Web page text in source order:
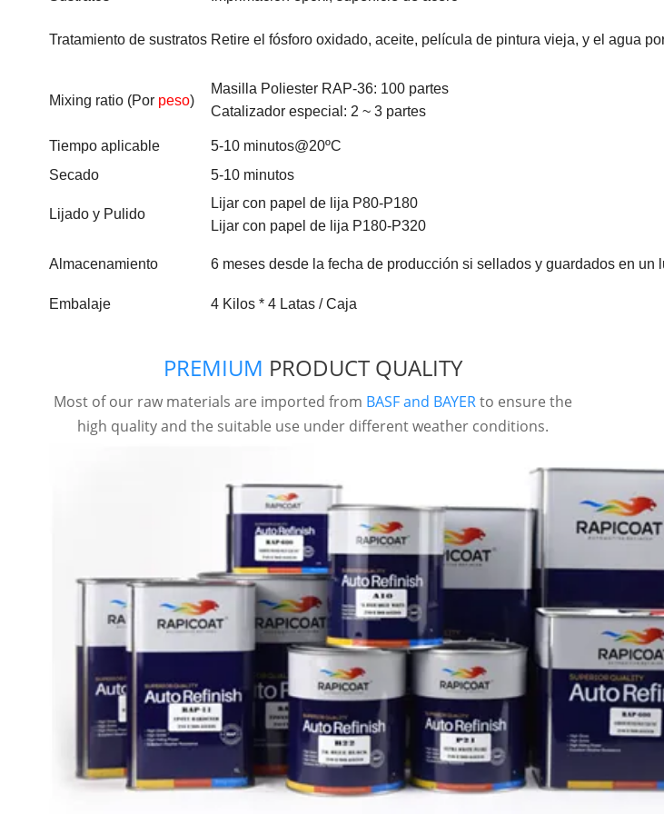
Tratamiento de sustratos Retire el fósforo oxidado, aceite, película de pintura vieja, y el agua
Mixing ratio (Por peso)
Masilla Poliester RAP-36: 100 partes
Catalizador especial: 2 ~ 3 partes
Tiempo aplicable 5-10 minutos@20ºC
Secado
5-10 minutos
Lijado y Pulido
Lijar con papel de lija P80-P180
Lijar con papel de lija P180-P320
Almacenamiento 6 meses desde la fecha de producción si sellados y guardados en un
Embalaje 4 Kilos * 4 Latas / Caja
PREMIUM PRODUCT QUALITY
Most of our raw materials are imported from BASF and BAYERto ensure the
high quality and the suitable use under different weather conditions.